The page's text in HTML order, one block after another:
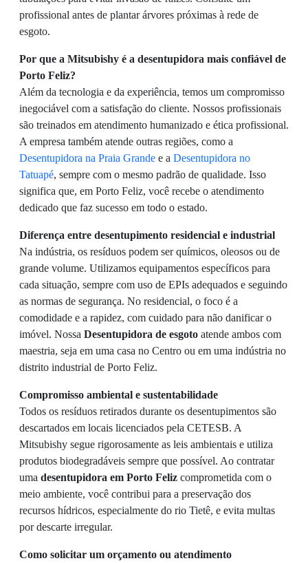
profissional antes de plantar árvores próximas à rede de
esgoto.
Por que a Mitsubishy é a desentupidora mais confiável de
Porto Feliz?
Além da tecnologia e da experiência, temos um compromisso
inegociável com a satisfação do cliente. Nossos profissionais
são treinados em atendimento humanizado e ética profissional.
A empresa também atende outras regiões, como a
Desentupidora na Praia Grande e a Desentupidora no
Tatuapé, sempre com o mesmo padrão de qualidade. Isso
significa que, em Porto Feliz, você recebe o atendimento
dedicado que faz sucesso em todo o estado.
Diferença entre desentupimento residencial e industrial
Na indústria, os resíduos podem ser químicos, oleosos ou de
grande volume. Utilizamos equipamentos específicos para
cada situação, sempre com uso de EPIs adequados e seguindo
as normas de segurança. No residencial, o foco é a
comodidade e a rapidez, com cuidado para não danificar o
imóvel. Nossa Desentupidora de esgoto atende ambos com
maestria, seja em uma casa no Centro ou em uma indústria no
distrito industrial de Porto Feliz.
Compromisso ambiental e sustentabilidade
Todos os resíduos retirados durante os desentupimentos são
descartados em locais licenciados pela CETESB. A
Mitsubishy segue rigorosamente as leis ambientais e utiliza
produtos biodegradáveis sempre que possível. Ao contratar
uma desentupidora em Porto Feliz comprometida com o
meio ambiente, você contribui para a preservação dos
recursos hídricos, especialmente do rio Tietê, e evita multas
por descarte irregular.
Como solicitar um orçamento ou atendimento